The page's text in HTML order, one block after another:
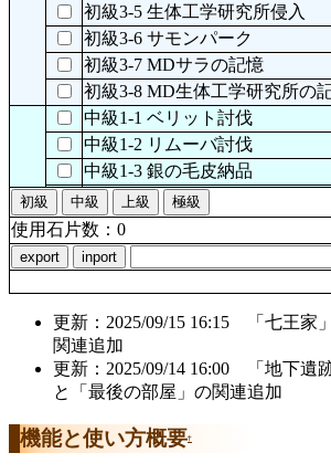
初級3-5 生体工学研究所侵入
初級3-6 サモンパーク
初級3-7 MDサラの記憶
初級3-8 MD生体工学研究所の
中級1-1 ベリット討伐
中級1-2 リムーバ討伐
中級1-3 銀の毛皮納品
中級1-4 レゲンシュルム研究所
中級1-5 ファンタスマゴリカク
前提：楽園団登録
中級1-6 特秘レポート題目
中級1-8 MD真昼の弦月(より深
中級2-1 ハイオーク討伐
中級2-2 アサルトタートル討伐
中級2-3 ブギスギス討伐
使用石片数： 0
更新：2025/09/15 16:15 「七王家
関連追加
更新：2025/09/14 16:00 「地下遺
と「最後の部屋」の関連追加
機能と使い方概要†